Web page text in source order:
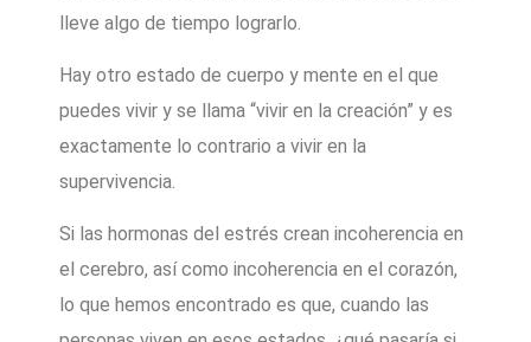
lleve algo de tiempo lograrlo.
Hay otro estado de cuerpo y mente en el que
puedes vivir y se llama “vivir en la creación” y es
exactamente lo contrario a vivir en la
supervivencia.
Si las hormonas del estrés crean incoherencia en
el cerebro, así como incoherencia en el corazón,
lo que hemos encontrado es que, cuando las